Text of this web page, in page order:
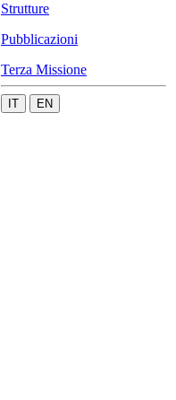
Strutture
Pubblicazioni
Terza Missione
IT EN